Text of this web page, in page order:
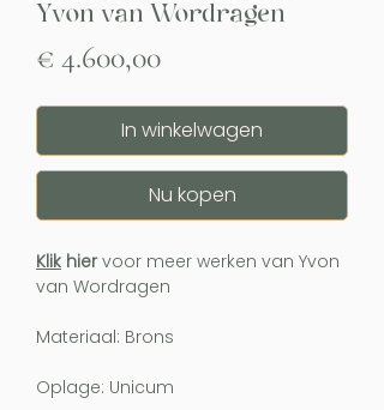
Yvon van Wordragen
€ 4.600,00Prijs
In winkelwagen
Nu kopen
Klik hiervoor meer werken van Yvon
van Wordragen
Materiaal: Brons
Oplage: Unicum